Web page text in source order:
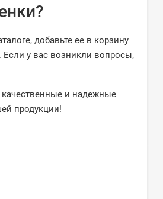
добавьте ее в корзину
у вас возникли вопросы,
качественные и надежные
продукции!